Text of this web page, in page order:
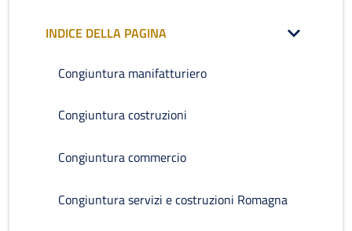
INDICE DELLA PAGINA
Congiuntura manifatturiero
Congiuntura costruzioni
Congiuntura commercio
Congiuntura servizi e costruzioni Romagna